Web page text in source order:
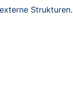
Strukturen.